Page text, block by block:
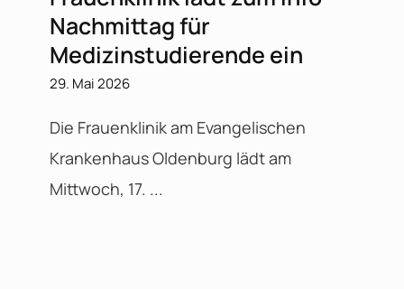
Nachmittag für
Medizinstudierende ein
29. Mai 2026
Die Frauenklinik am Evangelischen
Krankenhaus Oldenburg lädt am
Mittwoch, 17. ...